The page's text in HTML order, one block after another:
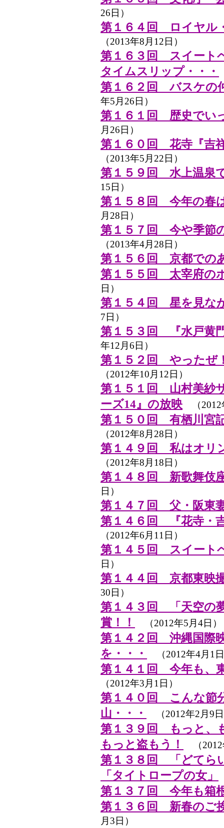
26日）
第１６４回 ロイヤル
（2013年8月12日）
第１６３回 スイート
タイムスリップ・・・
第１６２回 バスケの
年5月26日）
第１６１回 歴史でい
月26日）
第１６０回 花寺『吉
（2013年5月22日）
第１５９回 水上温泉
15日）
第１５８回 今年の春
月28日）
第１５７回 今や季節
（2013年4月28日）
第１５６回 京都での
第１５５回 太宰府の
日）
第１５４回 星を見な
7日）
第１５３回 『水戸黄
年12月6日）
第１５２回 やったぜ
（2012年10月12日）
第１５１回 山村美紗
ーズ14』の放映 （2012
第１５０回 有栖川宮
（2012年8月28日）
第１４９回 私はオリ
（2012年8月18日）
第１４８回 新歌舞伎
日）
第１４７回 父・阪東
第１４６回 『花寺・
（2012年6月11日）
第１４５回 スイート
日）
第１４４回 京都東映
30日）
第１４３回 「天空の
賞！！
（2012年5月4日）
第１４２回 沖縄国際
を・・・
（2012年4月1
第１４１回 今年も、
（2012年3月1日）
第１４０回 こんな節
山・・・
（2012年2月9
第１３９回 もっと、
もっと盗もう！
（2012
第１３８回 「どてら
「タイトロープの女」
第１３７回 今年も箱
第１３６回 新春のご
月3日）